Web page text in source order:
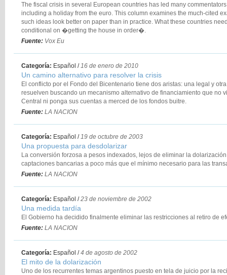
The fiscal crisis in several European countries has led many
including a holiday from the euro. This column examines the much-cited
such ideas look better on paper than in practice. What these countries
conditional on �getting the house in order�.
Fuente: Vox Eu
Categoría: Español /16 de enero de 2010
Un camino alternativo para resolver la crisis
El conflicto por el Fondo del Bicentenario tiene dos aristas: una legal y
resuelven buscando un mecanismo alternativo de financiamiento que no
Central ni ponga sus cuentas a merced de los fondos buitre.
Fuente: LA NACION
Categoría: Español /19 de octubre de 2003
Una propuesta para desdolarizar
La conversión forzosa a pesos indexados, lejos de eliminar la
captaciones bancarias a poco más que el mínimo necesario para las
Fuente: LA NACION
Categoría: Español /23 de noviembre de 2002
Una medida tardía
El Gobierno ha decidido finalmente eliminar las restricciones al retiro de
Fuente: LA NACION
Categoría: Español /4 de agosto de 2002
El mito de la dolarización
Uno de los recurrentes temas argentinos puesto en tela de juicio por la